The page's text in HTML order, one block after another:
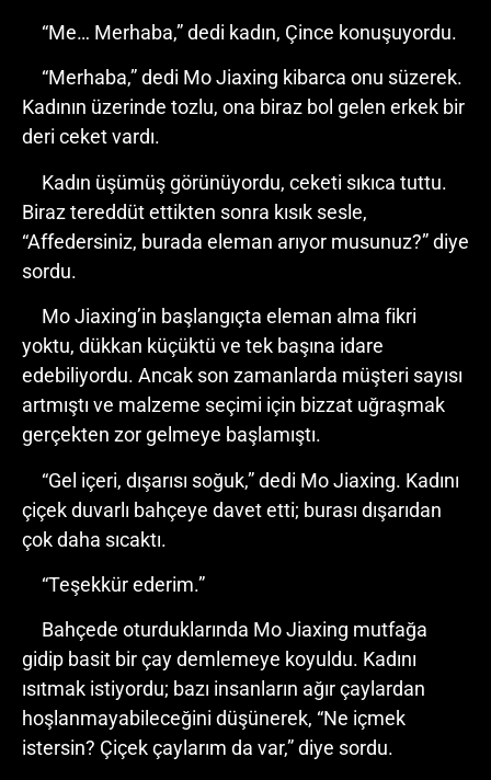
“Me… Merhaba,” dedi kadın, Çince konuşuyordu.
“Merhaba,” dedi Mo Jiaxing kibarca onu süzerek.
Kadının üzerinde tozlu, ona biraz bol gelen erkek bir
deri ceket vardı.
Kadın üşümüş görünüyordu, ceketi sıkıca tuttu.
Biraz tereddüt ettikten sonra kısık sesle,
“Affedersiniz, burada eleman arıyor musunuz?” diye
sordu.
Mo Jiaxing’in başlangıçta eleman alma fikri
yoktu, dükkan küçüktü ve tek başına idare
edebiliyordu. Ancak son zamanlarda müşteri sayısı
artmıştı ve malzeme seçimi için bizzat uğraşmak
gerçekten zor gelmeye başlamıştı.
“Gel içeri, dışarısı soğuk,” dedi Mo Jiaxing. Kadını
çiçek duvarlı bahçeye davet etti; burası dışarıdan
çok daha sıcaktı.
“Teşekkür ederim.”
Bahçede oturduklarında Mo Jiaxing mutfağa
gidip basit bir çay demlemeye koyuldu. Kadını
ısıtmak istiyordu; bazı insanların ağır çaylardan
hoşlanmayabileceğini düşünerek, “Ne içmek
istersin? Çiçek çaylarım da var,” diye sordu.